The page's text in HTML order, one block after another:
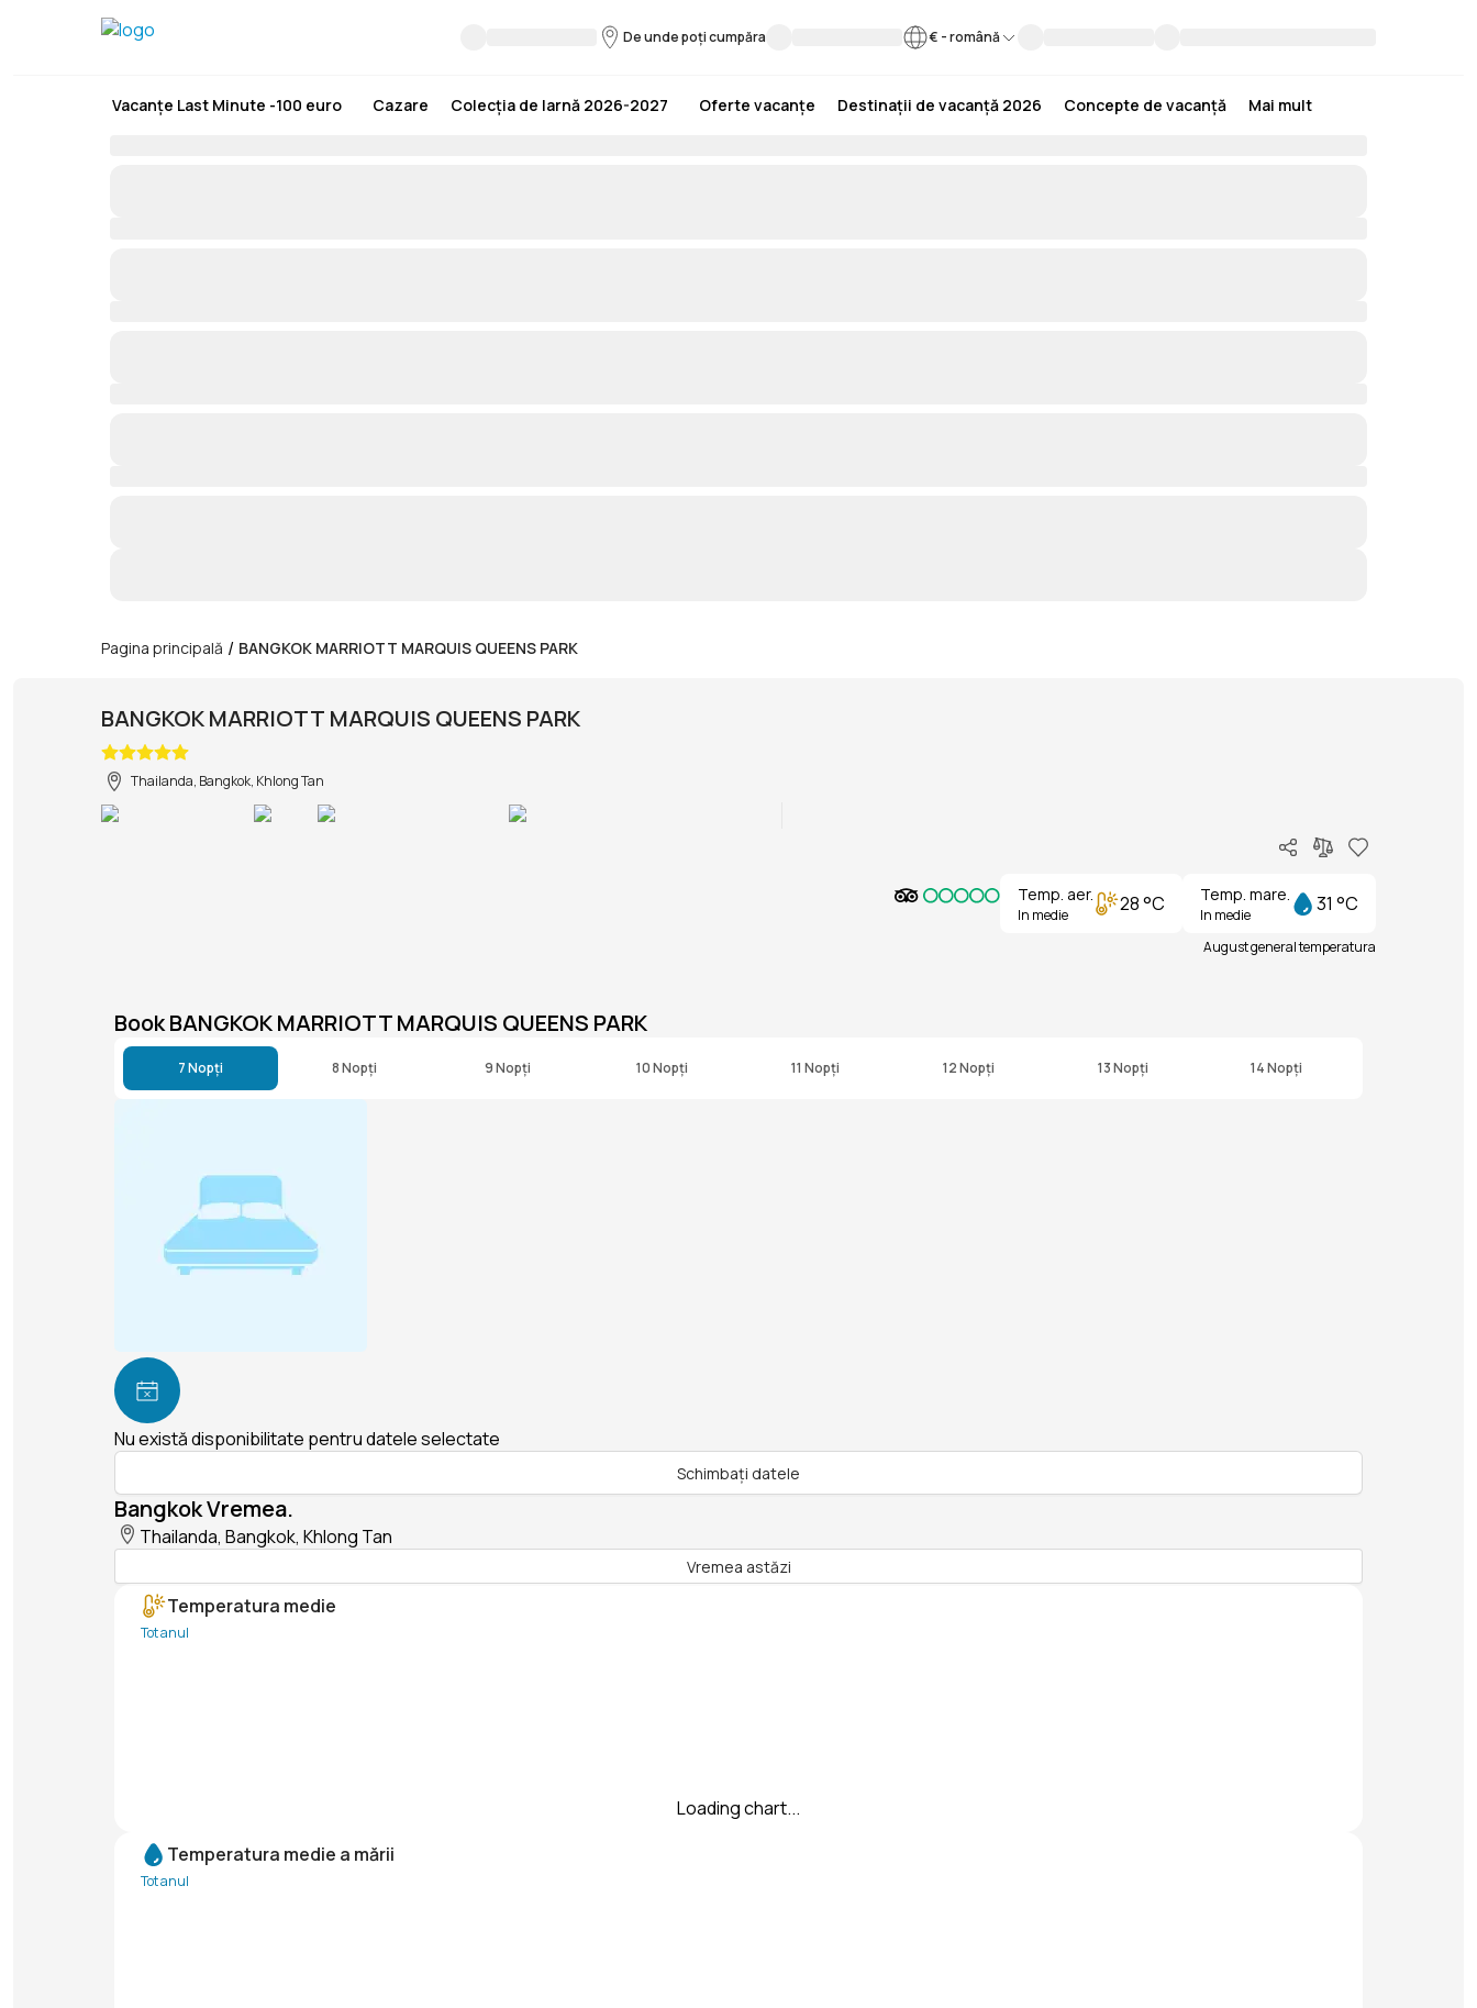
De unde poți cumpăra € -română
Vacanțe Last Minute -100 euro Cazare Colecția de Iarnă 2026-2027 Oferte vacanțe Destinații de vacanță 2026 Concepte de vacanță Mai mult
Pagina principală / BANGKOK MARRIOTT MARQUIS QUEENS PARK
BANGKOK MARRIOTT MARQUIS QUEENS PARK
Thailanda, Bangkok, Khlong Tan
Temp. aer.
In medie 28 °C Temp. mare.
In medie 31 °C
August general temperatura
Book BANGKOK MARRIOTT MARQUIS QUEENS PARK
7 Nopți 8 Nopți 9 Nopți 10 Nopți 11 Nopți 12 Nopți 13 Nopți 14 Nopți
Nu există disponibilitate pentru datele selectate
Schimbați datele
Bangkok Vremea.
Thailanda, Bangkok, Khlong Tan
Vremea astăzi
Temperatura medie
Tot anul
Loading chart...
Temperatura medie a mării
Tot anul